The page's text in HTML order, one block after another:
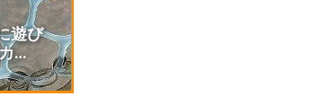
遊び
…